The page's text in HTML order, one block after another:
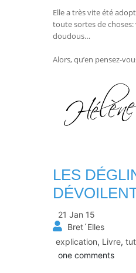
Elle a très vite été
toute sortes de
doudous…
Alors, qu’en pensez-
LES
21 Jan 15
Bret´Elles
explication, Livre,
one comments